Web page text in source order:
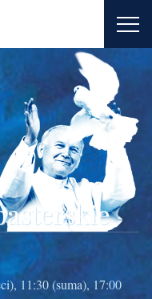
11:30 (suma), 17:00